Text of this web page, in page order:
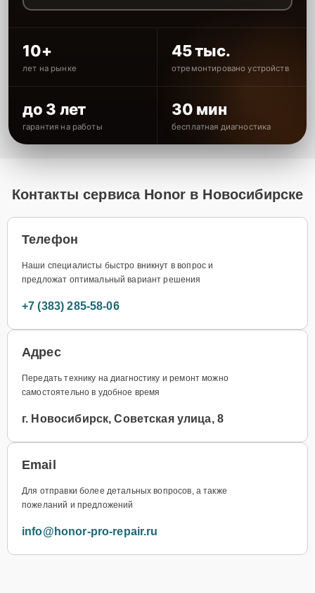
10+
лет на рынке
45 тыс.
отремонтировано устройств
до 3 лет
гарантия на работы
30 мин
бесплатная диагностика
Контакты сервиса Honor в Новосибирске
Телефон
Наши специалисты быстро вникнут в вопрос и
предложат оптимальный вариант решения
+7 (383) 285-58-06
Адрес
Передать технику на диагностику и ремонт можно
самостоятельно в удобное время
г. Новосибирск, Советская улица, 8
Email
Для отправки более детальных вопросов, а также
пожеланий и предложений
info@honor-pro-repair.ru